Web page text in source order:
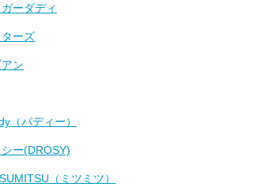
ーダディ
ーズ
ン
（パディー）
シー(DROSY)
（ミツミツ）